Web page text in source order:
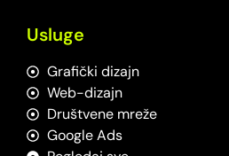
Usluge
Grafički dizajn
Web-dizajn
Društvene mreže
Google Ads